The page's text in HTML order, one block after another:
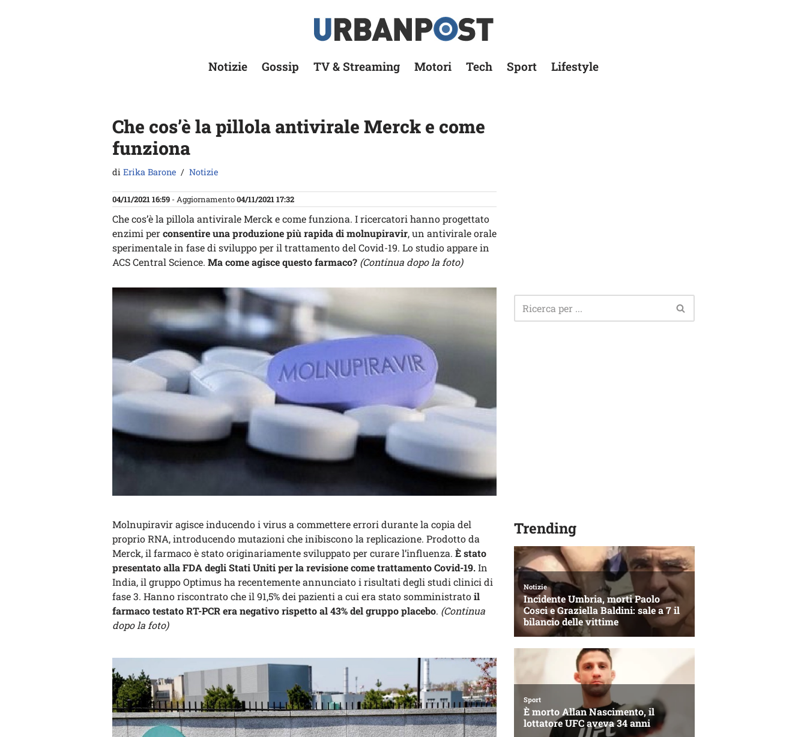
Notizie Gossip TV & Streaming Motori Tech Sport Lifestyle
Che cos’è la pillola antivirale Merck e come
funziona
di Erika Barone Notizie
04/11/2021 16:59 - Aggiornamento04/11/2021 17:32
Che cos’è la pillola antivirale Merck e come funziona. I ricercatori hanno progettato
enzimi perconsentire una produzione più rapida di molnupiravir, un antivirale orale
sperimentale in fase di sviluppo per il trattamento del Covid-19. Lo studio appare in
ACS Central Science. Ma come agisce questo farmaco? (Continua dopo la foto)
Molnupiravir agisce inducendo i virus a commettere errori durante la copia del
proprio RNA, introducendo mutazioni che inibiscono la replicazione. Prodotto da
Merck, il farmaco è stato originariamente sviluppato per curare l’influenza. È stato
presentato alla FDA degli Stati Uniti per la revisione come trattamento Covid-19.In
India, il gruppo Optimus ha recentemente annunciato i risultati degli studi clinici di
fase 3. Hanno riscontrato che il 91,5% dei pazienti a cui era stato somministratoil
farmaco testato RT-PCR era negativo rispetto al 43% del gruppo placebo. (Continua
dopo la foto)
Trending